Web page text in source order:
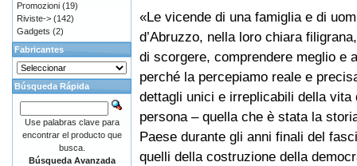
«Le vicende di una famiglia e di
d’Abruzzo, nella loro chiara
di scorgere, comprendere meglio e
perché la percepiamo reale e
dettagli unici e irreplicabili della vita
persona – quella che è stata la
Paese durante gli anni finali del
quelli della costruzione della
Promozioni (19)
Riviste-> (142)
Gadgets (2)
Fabricantes
Búsqueda Rápida
Use palabras clave para
encontrar el producto que
busca.
Búsqueda Avanzada